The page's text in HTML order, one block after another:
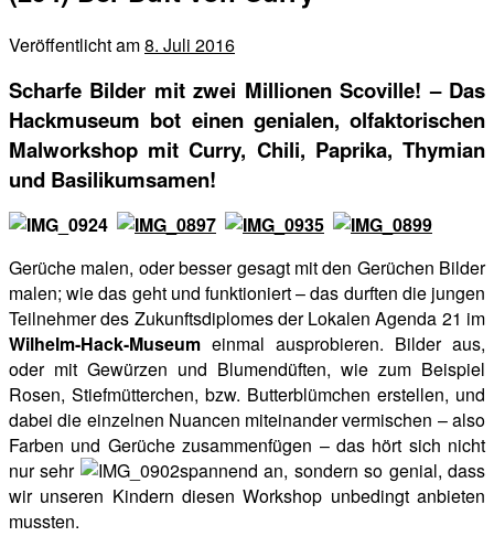
Veröffentlicht am8. Juli 2016
Scharfe Bilder mit zwei Millionen Scoville! – Das
Hackmuseum bot einen genialen, olfaktorischen
Malworkshop mit Curry, Chili, Paprika, Thymian
und Basilikumsamen!
Gerüche malen, oder besser gesagt mit den Gerüchen Bilder
malen; wie das geht und funktioniert – das durften die jungen
Teilnehmer des Zukunftsdiplomes der Lokalen Agenda 21 im
Wilhelm-Hack-Museum einmal ausprobieren. Bilder aus,
oder mit Gewürzen und Blumendüften, wie zum Beispiel
Rosen, Stiefmütterchen, bzw. Butterblümchen erstellen, und
dabei die einzelnen Nuancen miteinander vermischen – also
Farben und Gerüche zusammenfügen – das hört sich nicht
nur sehr
spannend an, sondern so genial, dass
wir unseren Kindern diesen Workshop unbedingt anbieten
mussten.